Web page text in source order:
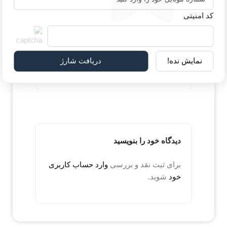
یک مقدار قرص بود نامطبوعی داره من
قبلا که تهیه کردم همچین مشکلی نداشتم
دیدگاه خود را بنویسید
برای ثبت نقد و بررسی وارد حساب کاربری
خود شوید.
کد امنیتی
نمایش نده! دریافت شارژ